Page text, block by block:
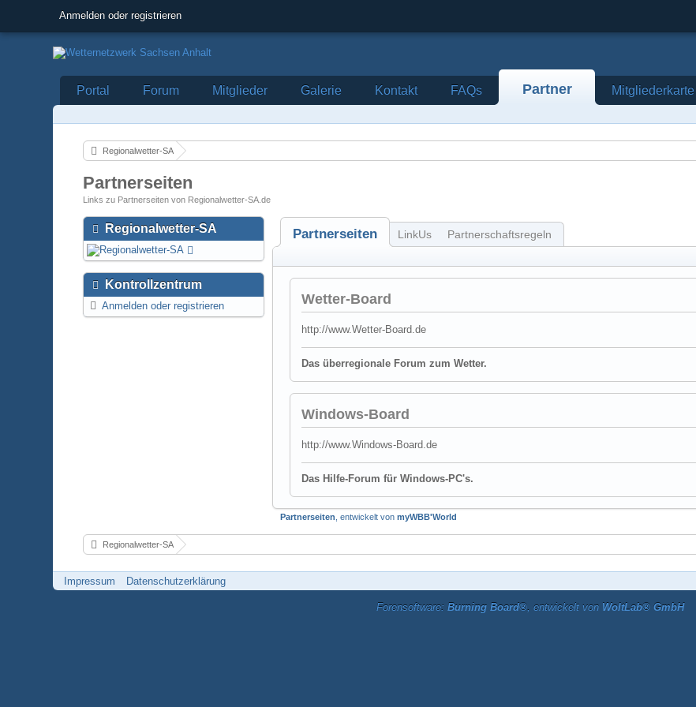
Anmelden oder registrieren
Portal Forum Mitglieder Galerie Kontakt FAQs Partner Mitgliederkarte
Regionalwetter-SA
Partnerseiten
Links zu Partnerseiten von Regionalwetter-SA.de
Regionalwetter-SA
Kontrollzentrum
Anmelden oder registrieren
Partnerseiten LinkUs Partnerschaftsregeln
Wetter-Board
http://www.Wetter-Board.de
Das überregionale Forum zum Wetter.
Windows-Board
http://www.Windows-Board.de
Das Hilfe-Forum für Windows-PC's.
Partnerseiten , entwickelt vonmyWBB'World
Regionalwetter-SA
Impressum Datenschutzerklärung
Forensoftware: Burning Board®, entwickelt von WoltLab® GmbH